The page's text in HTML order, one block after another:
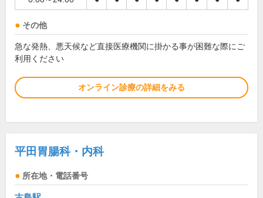
その他
急な発熱、悪天候など直接医療機関に掛かる事が困難な際にご
利用ください
オンライン診療の詳細をみる
平田胃腸科・内科
所在地・電話番号